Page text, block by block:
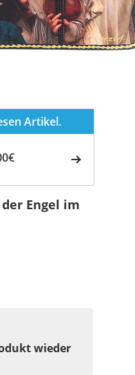
Artikel.
Engel im
wieder